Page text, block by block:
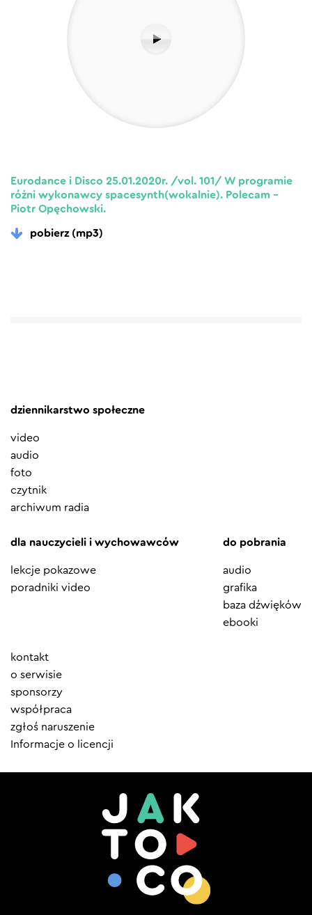
Eurodance i Disco 25.01.2020r. /vol. 101/ W programie
różni wykonawcy spacesynth(wokalnie). Polecam –
Piotr Opęchowski.
pobierz (mp3)
dziennikarstwo społeczne
video
audio
foto
czytnik
archiwum radia
dla nauczycieli i wychowawców
lekcje pokazowe
poradniki video
do pobrania
audio
grafika
baza dźwięków
ebooki
Element
menu
kontakt
o serwisie
sponsorzy
współpraca
zgłoś naruszenie
Informacje o licencji